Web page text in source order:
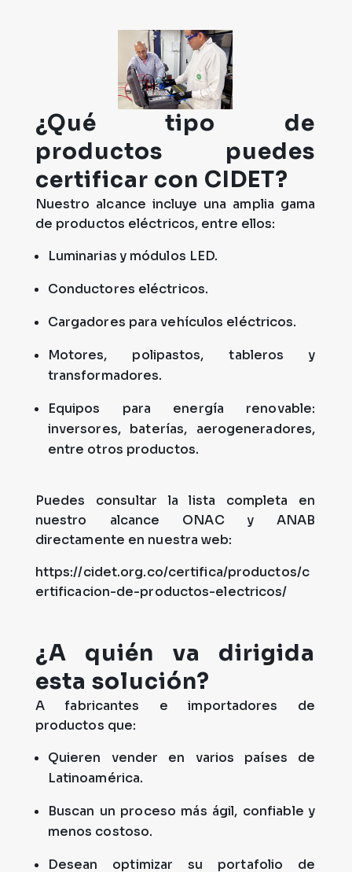
¿Qué tipo de
productos puedes
certificar con CIDET?
Nuestro alcance incluye una amplia gama
de productos eléctricos, entre ellos:
Luminarias y módulos LED.
Conductores eléctricos.
Cargadores para vehículos eléctricos.
Motores, polipastos, tableros y
transformadores.
Equipos para energía renovable:
inversores, baterías, aerogeneradores,
entre otros productos.
Puedes consultar lalista completa en
nuestro alcance ONAC y ANAB
directamente en nuestra web:
https://cidet.org.co/certifica/productos/c
ertificacion-de-productos-electricos/
¿A quién va dirigida
esta solución?
A fabricantes e importadores de
productos que:
Quieren vender en varios países de
Latinoamérica.
Buscan un proceso más ágil, confiable y
menos costoso.
Desean optimizar su portafolio de